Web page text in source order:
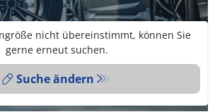
nicht übereinstimmt, können Sie
gerne erneut suchen.
Suche ändern